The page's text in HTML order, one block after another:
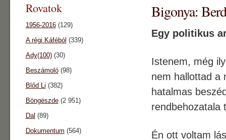
Bigonya:
Egy politikus
Istenem, még
nem hallottad a
hatalmas
rendbehozatala
Én ott voltam
Rovatok
1956-2016(129)
A régi Káféból (339)
Ady(100)(30)
Beszámoló(98)
Blőd Li (382)
Böngészde(2 951)
Dal (89)
Dokumentum (564)